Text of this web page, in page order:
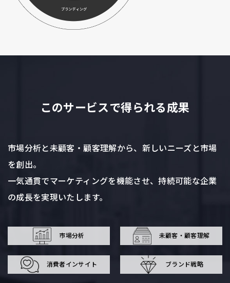
このサービスで得られる成果
市場分析と未顧客・顧客理解から、新しいニーズと市場
を創出。
一気通貫でマーケティングを機能させ、持続可能な企業
の成長を実現いたします。
市場分析 未顧客・ 顧客理解
消費者インサイト ブランド戦略